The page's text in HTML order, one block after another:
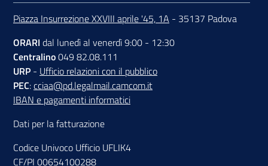
Piazza Insurrezione XXVIII aprile '45, 1A - 35137 Padova
ORARI dal lunedì al venerdì 9:00 - 12:30
Centralino049 82.08.111
URP - Ufficio relazioni con il pubblico
PEC:cciaa@pd.legalmail.camcom.it
IBAN e pagamenti informatici
Dati per la fatturazione
Codice Univoco Ufficio UFLIK4
CF/PI 00654100288